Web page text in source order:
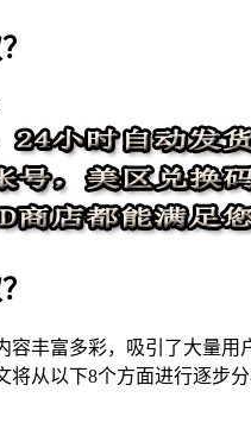
丰富多彩，吸引了大量用
从以下8个方面进行逐步分